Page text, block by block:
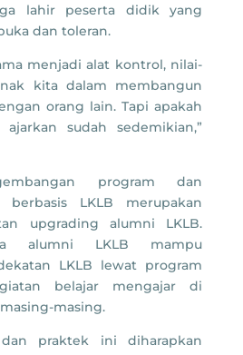
lahir peserta didik yang
dan toleran.
menjadi alat kontrol, nilai-
kita dalam membangun
orang lain. Tapi apakah
sudah sedemikian,”
program dan
berbasis LKLB merupakan
upgrading alumni LKLB.
alumni LKLB mampu
LKLB lewat program
belajar mengajar di
masing.
dan praktek ini diharapkan